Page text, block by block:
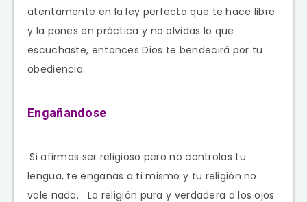
atentamente en la ley perfecta que te hace libre
y la pones en práctica y no olvidas lo que
escuchaste, entonces Dios te bendecirá por tu
obediencia.
Engañandose
Si afirmas ser religioso pero no controlas tu
lengua, te engañas a ti mismo y tu religión no
vale nada.
La religión pura y verdadera a los ojos